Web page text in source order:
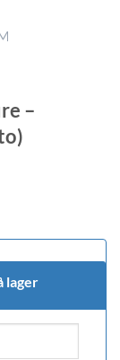
–
lager